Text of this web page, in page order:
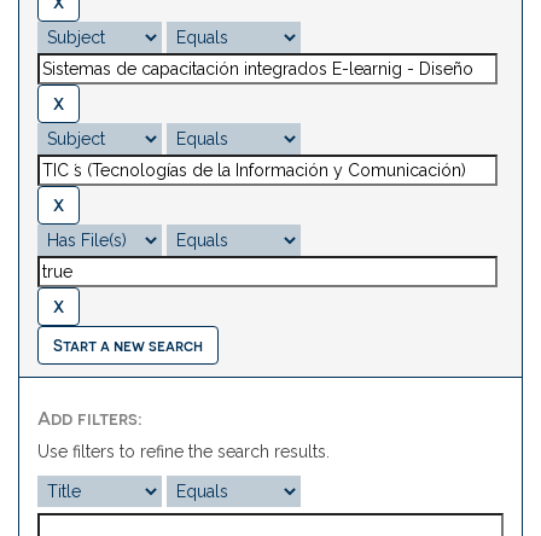
Start a new search
Add filters:
Use filters to refine the search results.